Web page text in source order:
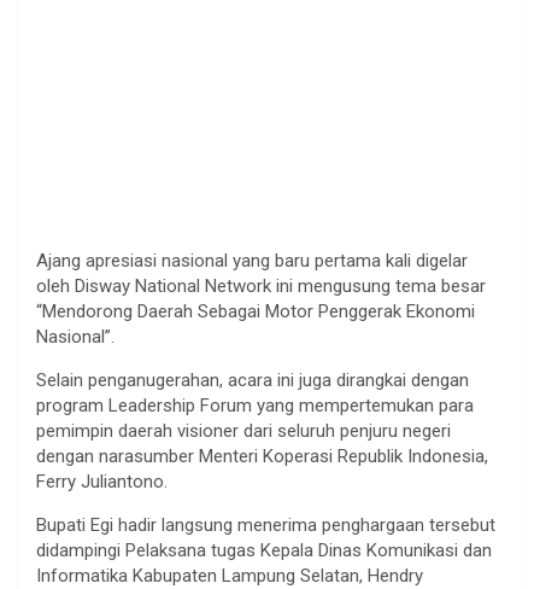
Ajang apresiasi nasional yang baru pertama kali digelar
oleh Disway National Network ini mengusung tema besar
“Mendorong Daerah Sebagai Motor Penggerak Ekonomi
Nasional”.
Selain penganugerahan, acara ini juga dirangkai dengan
program Leadership Forum yang mempertemukan para
pemimpin daerah visioner dari seluruh penjuru negeri
dengan narasumber Menteri Koperasi Republik Indonesia,
Ferry Juliantono.
Bupati Egi hadir langsung menerima penghargaan tersebut
didampingi Pelaksana tugas Kepala Dinas Komunikasi dan
Informatika Kabupaten Lampung Selatan, Hendry